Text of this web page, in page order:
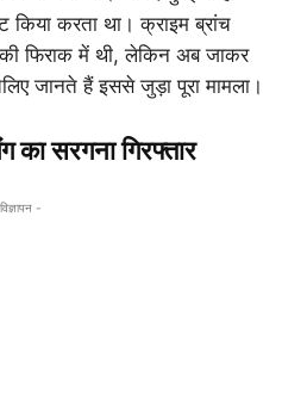
करता था। क्राइम ब्रांच
फिराक में थी, लेकिन अब जाकर
जानते हैं इससे जुड़ा पूरा मामला।
सरगना गिरफ्तार
-